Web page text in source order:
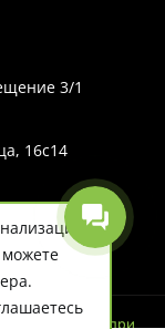
3/1
16с14
характер и ни при
можете